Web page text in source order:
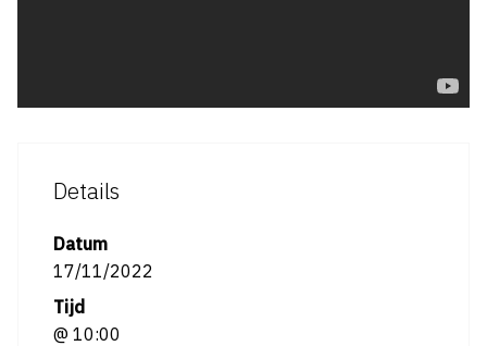
Details
Datum
17/11/2022
Tijd
@ 10:00